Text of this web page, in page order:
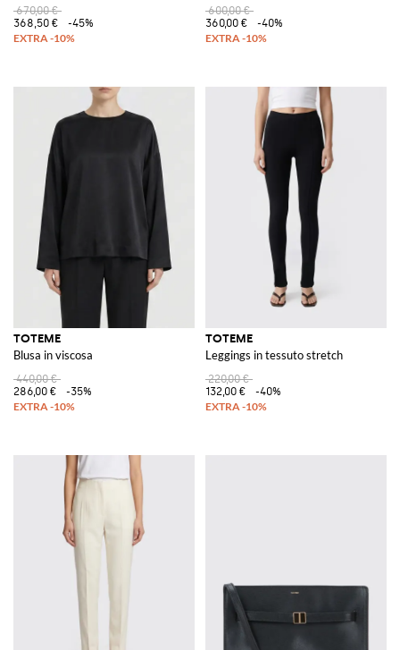
670,00 €
368,50 €
-45%
600,00 €
360,00 €
-40%
TOTEME
Blusa in viscosa
440,00 €
286,00 €
-35%
TOTEME
Leggings in tessuto stretch
220,00 €
132,00 €
-40%